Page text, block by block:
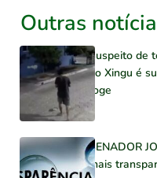
Outras
Suspeito de
do Xingu é
foge
SENADOR
mais